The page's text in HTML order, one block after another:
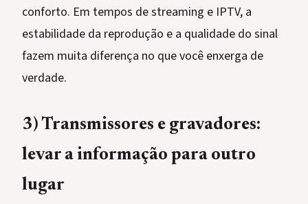
conforto. Em tempos de streaming e IPTV, a
estabilidade da reprodução e a qualidade do sinal
fazem muita diferença no que você enxerga de
verdade.
3) Transmissores e gravadores:
levar a informação para outro
lugar